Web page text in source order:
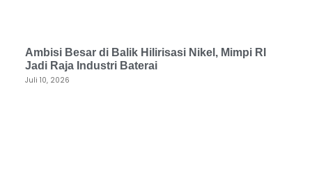
Ambisi Besar di Balik Hilirisasi Nikel, Mimpi RI
Jadi Raja Industri Baterai
Juli 10, 2026